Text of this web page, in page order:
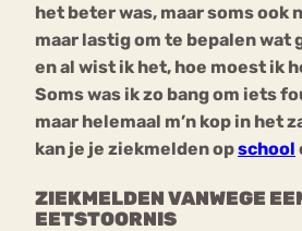
het beter was, maar soms ook
maar lastig om te bepalen wat
en al wist ik het, hoe moest ik
Soms was ik zo bang om iets
maar helemaal m’n kop in het
kan je je ziekmelden opschool
ZIEKMELDEN VANWEGE
EETSTOORNIS